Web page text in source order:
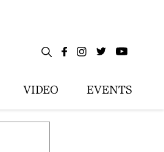
VIDEO EVENTS